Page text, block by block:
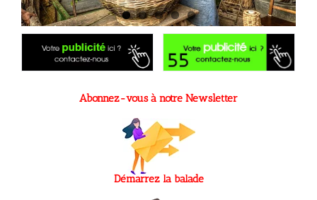
Abonnez-vous à notre Newsletter
Démarrez la balade